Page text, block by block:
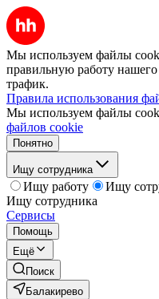
Мы используем файлы
правильную работу нашего
трафик.
Правила использования
Мы используем файлы
файлов cookie
Понятно
Ищу сотрудника
Ищу работу
Ищу
Ищу сотрудника
Сервисы
Помощь
Ещё
Поиск
Балакирево